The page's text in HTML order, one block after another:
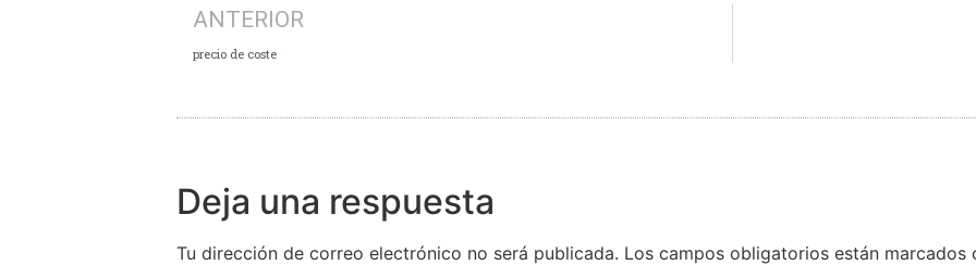
ANTERIOR
precio de coste
Deja una respuesta
Tu dirección de correo electrónico no será publicada. Los campos obligatorios están marcados